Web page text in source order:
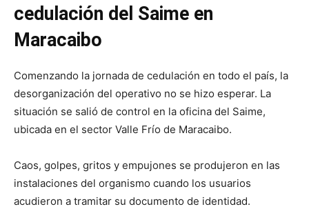
cedulación del Saime en
Maracaibo
Comenzando la jornada de cedulación en todo el país, la
desorganización del operativo no se hizo esperar. La
situación se salió de control en la oficina del Saime,
ubicada en el sector Valle Frío de Maracaibo.
Caos, golpes, gritos y empujones se produjeron en las
instalaciones del organismo cuando los usuarios
acudieron a tramitar su documento de identidad.